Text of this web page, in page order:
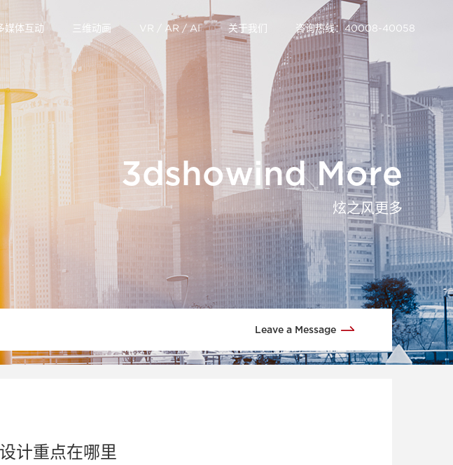
媒体互动 三维动画 VR / AR / AI 关于我们 咨询热线：40008-40058
3dshowind More
炫之风更多
Leave a Message
计重点在哪里